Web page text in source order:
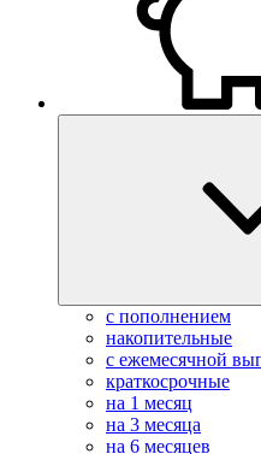
с пополнением
накопительные
с ежемесячной
краткосрочные
на 1 месяц
на 3 месяца
на 6 месяцев